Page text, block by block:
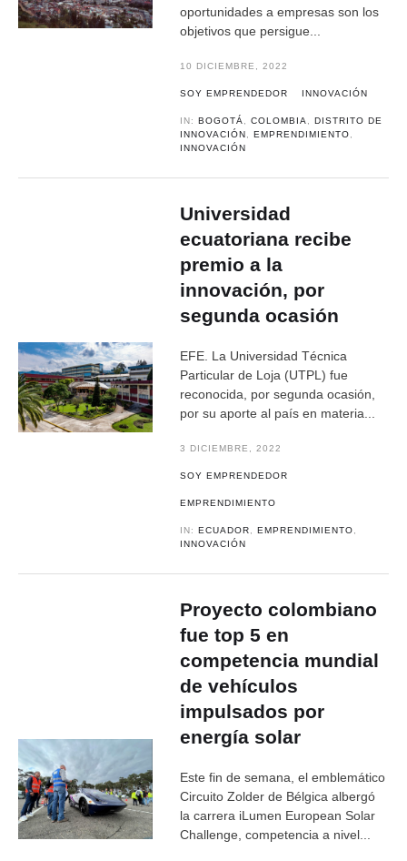
oportunidades a empresas son los
objetivos que persigue...
10 DICIEMBRE, 2022
SOY EMPRENDEDOR INNOVACIÓN
IN:BOGOTÁ ,COLOMBIA ,DISTRITO DE
INNOVACIÓN
,EMPRENDIMIENTO
INNOVACIÓN
Universidad
ecuatoriana recibe
premio a la
innovación, por
segunda ocasión
EFE. La Universidad Técnica
Particular de Loja (UTPL) fue
reconocida, por segunda ocasión,
por su aporte al país en materia...
3 DICIEMBRE, 2022
SOY EMPRENDEDOR
EMPRENDIMIENTO
IN:ECUADOR ,EMPRENDIMIENTO
INNOVACIÓN
Proyecto colombiano
fue top 5 en
competencia mundial
de vehículos
impulsados por
energía solar
Este fin de semana, el emblemático
Circuito Zolder de Bélgica albergó
la carrera iLumen European Solar
Challenge, competencia a nivel...